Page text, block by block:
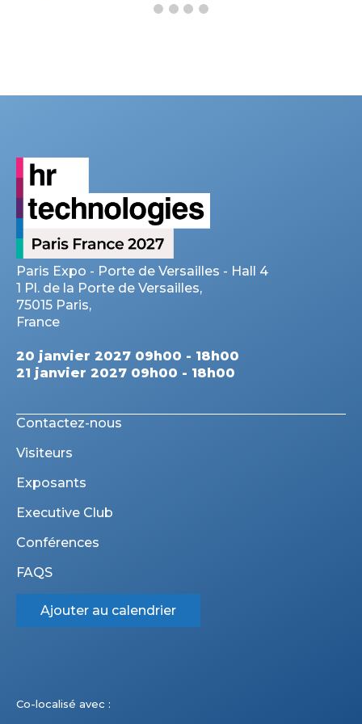
Paris Expo - Porte de Versailles - Hall 4
1 Pl. de la Porte de Versailles,
75015 Paris,
France
20 janvier 2027 09h00 - 18h00
21 janvier 2027 09h00 - 18h00
Contactez-nous
Visiteurs
Exposants
Executive Club
Conférences
FAQS
Ajouter au calendrier
Co-localisé avec :